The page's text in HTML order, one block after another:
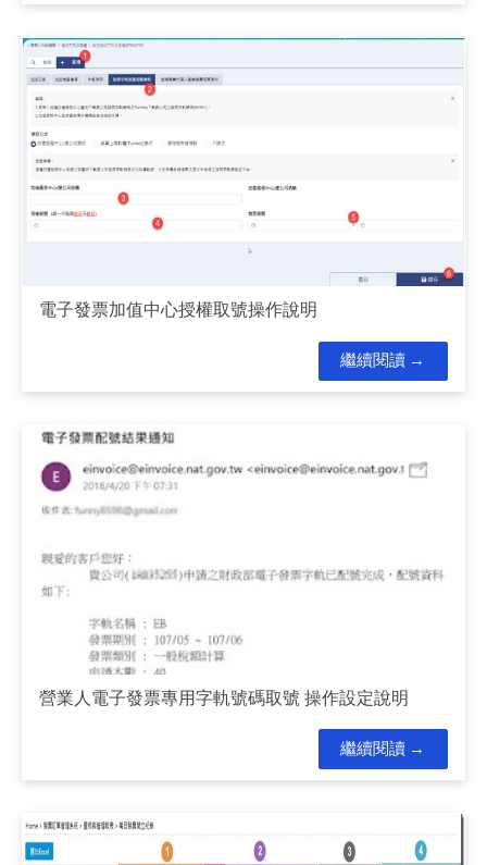
電子發票加值中心授權取號操作說明
繼續閱讀
營業人電子發票專用字軌號碼取號 操作設定說明
繼續閱讀